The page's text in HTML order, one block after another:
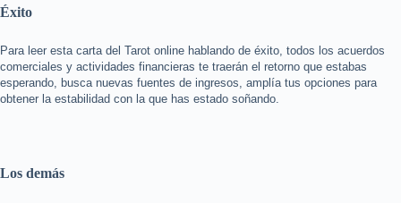
Éxito
Para leer esta carta del Tarot online hablando de éxito, todos los acuerdos
comerciales y actividades financieras te traerán el retorno que estabas
esperando, busca nuevas fuentes de ingresos, amplía tus opciones para
obtener la estabilidad con la que has estado soñando.
Los demás